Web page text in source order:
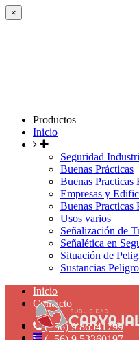
×
Productos
Inicio
Seguridad
Buenas Prácticas
Buenas Practicas
Empresas y
Buenas Practicas
Usos varios
Señalización de
Señalética en
Situación de
Sustancias
Inicio
Contacto
(+56) 9 86541799